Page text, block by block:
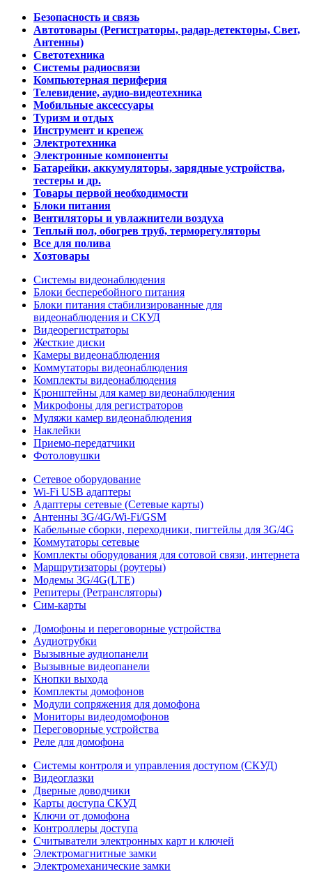
Безопасность и связь
Автотовары (Регистраторы, радар-детекторы, Свет,
Антенны)
Светотехника
Системы радиосвязи
Компьютерная периферия
Телевидение, аудио-видеотехника
Мобильные аксессуары
Туризм и отдых
Инструмент и крепеж
Электротехника
Электронные компоненты
Батарейки, аккумуляторы, зарядные устройства,
тестеры и др.
Товары первой необходимости
Блоки питания
Вентиляторы и увлажнители воздуха
Теплый пол, обогрев труб, терморегуляторы
Все для полива
Хозтовары
Системы видеонаблюдения
Блоки бесперебойного питания
Блоки питания стабилизированные для
видеонаблюдения и СКУД
Видеорегистраторы
Жесткие диски
Камеры видеонаблюдения
Коммутаторы видеонаблюдения
Комплекты видеонаблюдения
Кронштейны для камер видеонаблюдения
Микрофоны для регистраторов
Муляжи камер видеонаблюдения
Наклейки
Приемо-передатчики
Фотоловушки
Сетевое оборудование
Wi-Fi USB адаптеры
Адаптеры сетевые (Сетевые карты)
Антенны 3G/4G/Wi-Fi/GSM
Кабельные сборки, переходники, пигтейлы для 3G/4G
Коммутаторы сетевые
Комплекты оборудования для сотовой связи, интернета
Маршрутизаторы (роутеры)
Модемы 3G/4G(LTE)
Репитеры (Ретрансляторы)
Сим-карты
Домофоны и переговорные устройства
Аудиотрубки
Вызывные аудиопанели
Вызывные видеопанели
Кнопки выхода
Комплекты домофонов
Модули сопряжения для домофона
Мониторы видеодомофонов
Переговорные устройства
Реле для домофона
Системы контроля и управления доступом (СКУД)
Видеоглазки
Дверные доводчики
Карты доступа СКУД
Ключи от домофона
Контроллеры доступа
Считыватели электронных карт и ключей
Электромагнитные замки
Электромеханические замки